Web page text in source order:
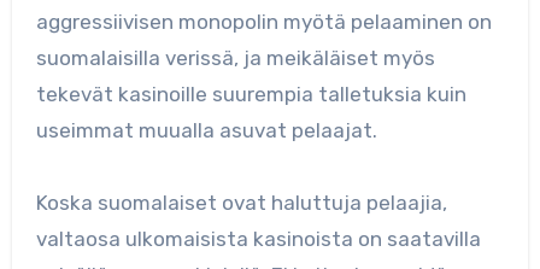
aggressiivisen monopolin myötä pelaaminen on
suomalaisilla verissä, ja meikäläiset myös
tekevät kasinoille suurempia talletuksia kuin
useimmat muualla asuvat pelaajat.
Koska suomalaiset ovat haluttuja pelaajia,
valtaosa ulkomaisista kasinoista on saatavilla